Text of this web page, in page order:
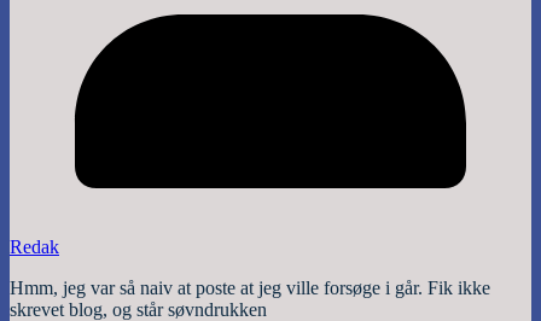
Redak
Hmm, jeg var så naiv at poste at jeg ville forsøge i går. Fik ikke
skrevet blog, og står søvndrukken